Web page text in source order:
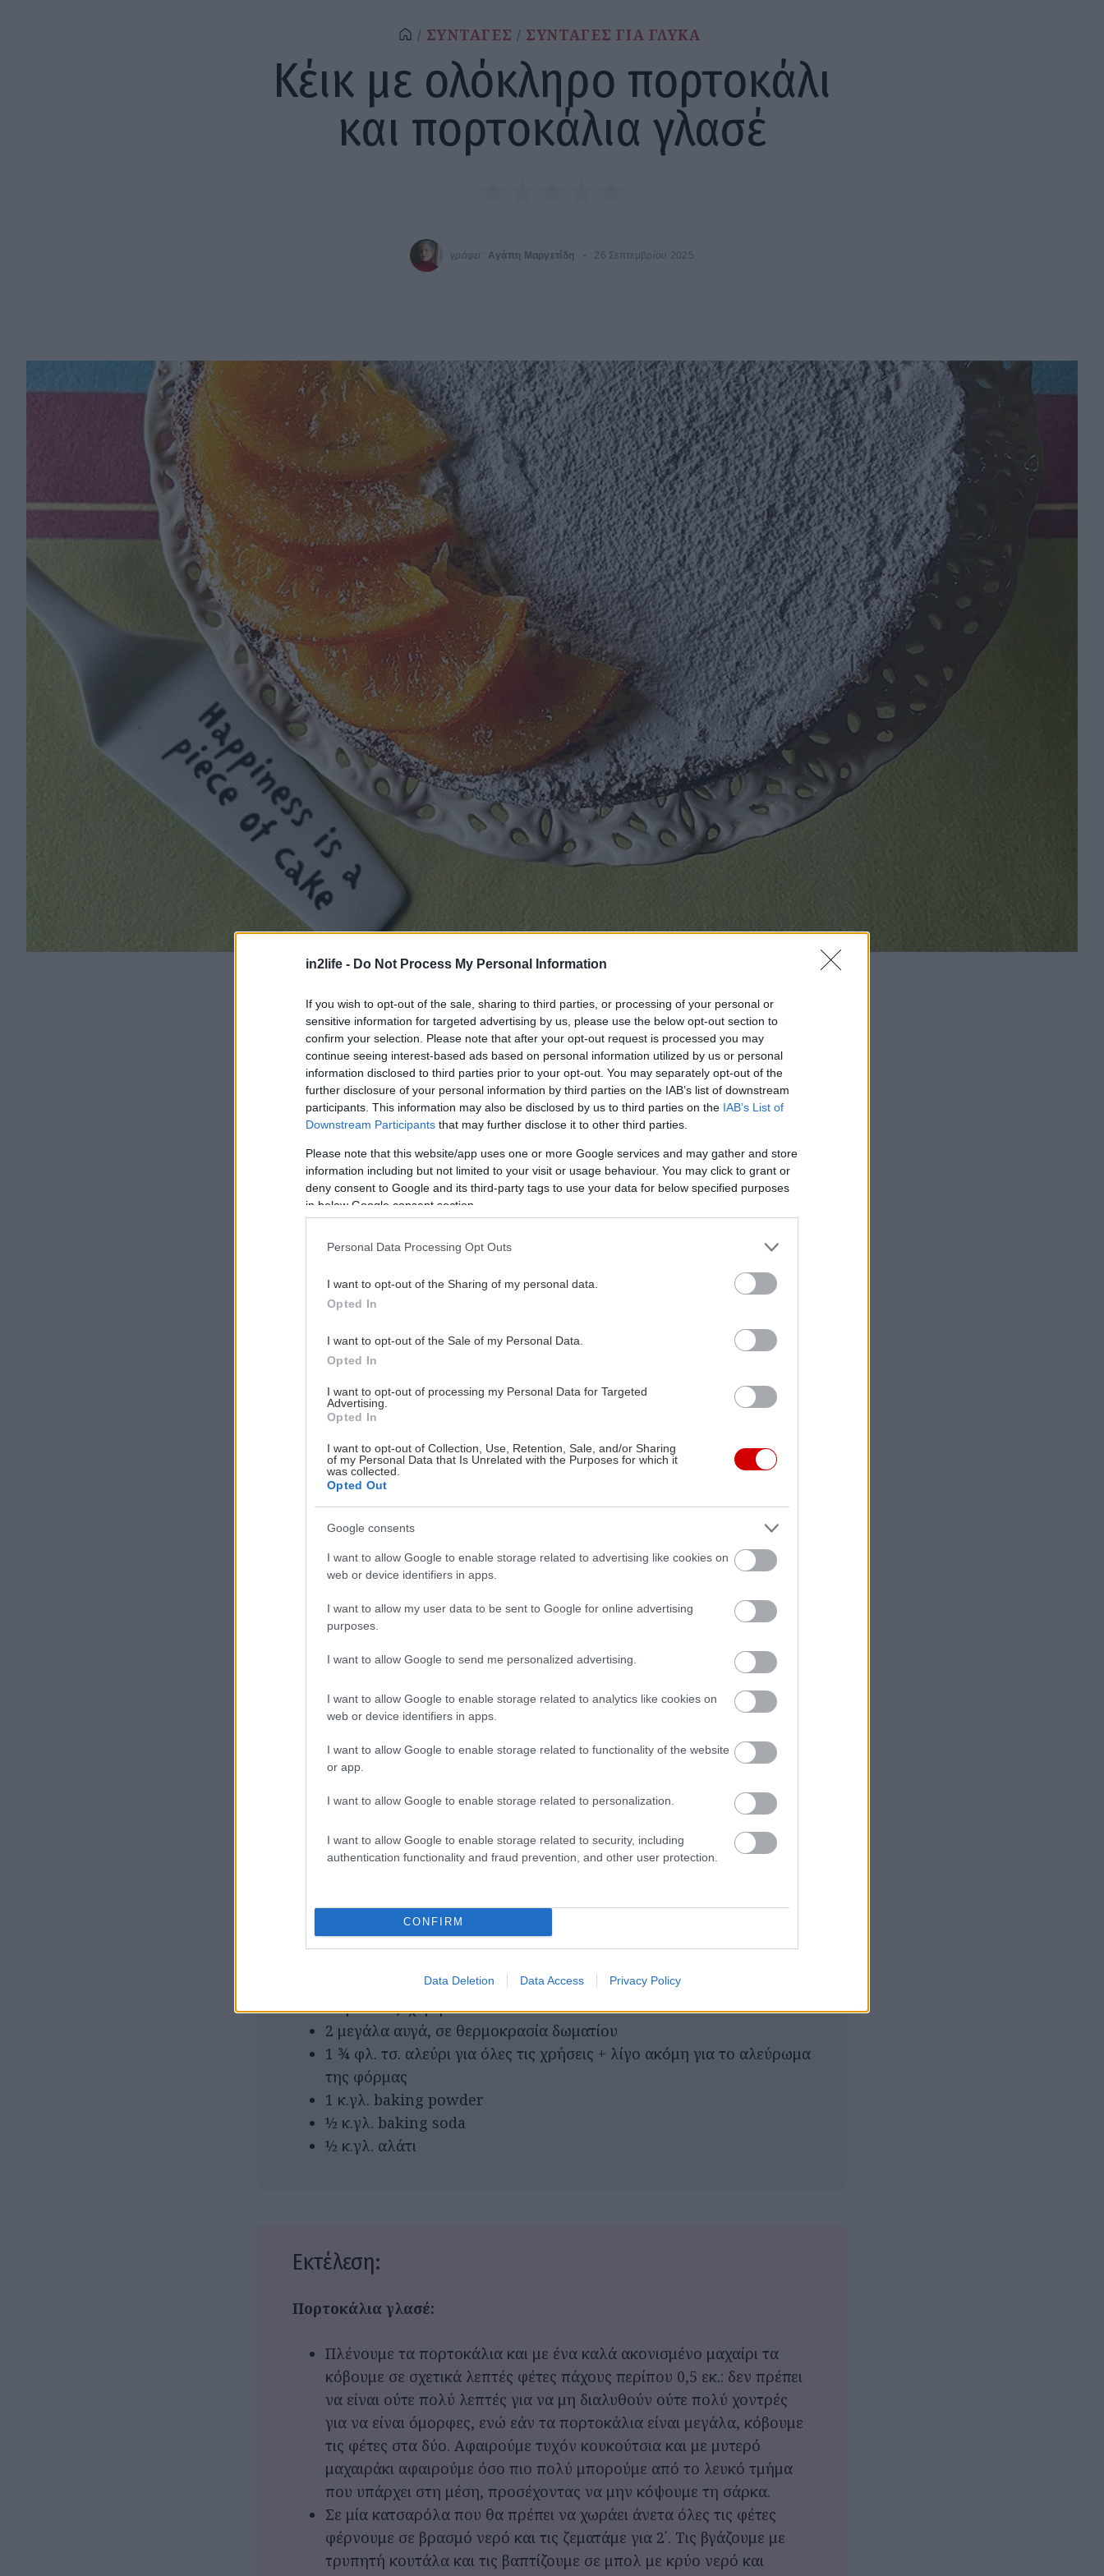
in2life - Do Not Process My Personal Information
If you wish to opt-out of the sale, sharing to third parties, or processing of your personal or
sensitive information for targeted advertising by us, please use the below opt-out section to
confirm your selection. Please note that after your opt-out request is processed you may
continue seeing interest-based ads based on personal information utilized by us or personal
information disclosed to third parties prior to your opt-out. You may separately opt-out of the
further disclosure of your personal information by third parties on the IAB’s list of downstream
participants. This information may also be disclosed by us to third parties on the IAB’s List of
Downstream Participants that may further disclose it to other third parties.
Please note that this website/app uses one or more Google services and may gather and store
information including but not limited to your visit or usage behaviour. You may click to grant or
deny consent to Google and its third-party tags to use your data for below specified purposes
in below Google consent section.
Personal Data Processing Opt Outs
I want to opt-out of the Sharing of my personal data.
Opted In
I want to opt-out of the Sale of my Personal Data.
Opted In
I want to opt-out of processing my Personal Data for Targeted
Advertising.
Opted In
I want to opt-out of Collection, Use, Retention, Sale, and/or Sharing
of my Personal Data that Is Unrelated with the Purposes for which it
was collected.
Opted Out
Google consents
I want to allow Google to enable storage related to advertising like cookies on
web or device identifiers in apps.
I want to allow my user data to be sent to Google for online advertising
purposes.
I want to allow Google to send me personalized advertising.
I want to allow Google to enable storage related to analytics like cookies on
web or device identifiers in apps.
I want to allow Google to enable storage related to functionality of the website
or app.
I want to allow Google to enable storage related to personalization.
I want to allow Google to enable storage related to security, including
authentication functionality and fraud prevention, and other user protection.
CONFIRM
Data Deletion Data Access Privacy Policy
ΣΥΝΤΑΓΕΣ ΣΥΝΤΑΓΕΣ ΓΙΑ ΓΛΥΚΑ
Κέικ με ολόκληρο πορτοκάλι
και πορτοκάλια γλασέ
γράφει: Αγάπη Μαργετίδη 26 Σεπτεμβρίου 2025
30'
Προετοιμασία
90'
Μαγείρεμα
2
Δυσκολία
Υλικά:
Πορτοκάλια γλασέ:
2 πορτοκάλια ακέρωτα
3 φλ. τσ. ζάχαρη
1 μεγάλο πορτοκάλι ακέρωτο
φόρμας, λιωμένο
¾ φλ. τσ. ζάχαρη
2 μεγάλα αυγά, σε θερμοκρασία δωματίου
1 ¾ φλ. τσ. αλεύρι για όλες τις χρήσεις + λίγο ακόμη για το αλεύρωμα
της φόρμας
1 κ.γλ. baking powder
½ κ.γλ. baking soda
½ κ.γλ. αλάτι
Εκτέλεση:
Πορτοκάλια γλασέ:
Πλένουμε τα πορτοκάλια και με ένα καλά ακονισμένο μαχαίρι τα
κόβουμε σε σχετικά λεπτές φέτες πάχους περίπου 0,5 εκ.: δεν πρέπει
να είναι ούτε πολύ λεπτές για να μη διαλυθούν ούτε πολύ χοντρές
για να είναι όμορφες, ενώ εάν τα πορτοκάλια είναι μεγάλα, κόβουμε
τις φέτες στα δύο. Αφαιρούμε τυχόν κουκούτσια και με μυτερό
μαχαιράκι αφαιρούμε όσο πιο πολύ μπορούμε από το λευκό τμήμα
που υπάρχει στη μέση, προσέχοντας να μην κόψουμε τη σάρκα.
Σε μία κατσαρόλα που θα πρέπει να χωράει άνετα όλες τις φέτες
φέρνουμε σε βρασμό νερό και τις ζεματάμε για 2΄. Τις βγάζουμε με
τρυπητή κουτάλα και τις βαπτίζουμε σε μπολ με κρύο νερό και